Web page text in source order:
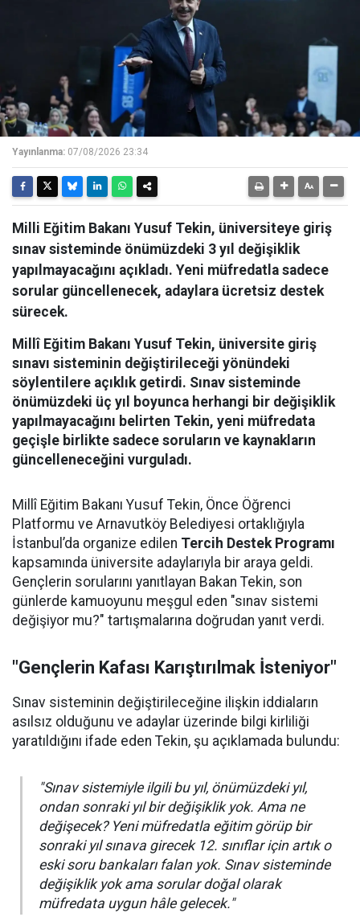
Yayınlanma: 07/08/2026 23:34
Milli Eğitim Bakanı Yusuf Tekin, üniversiteye giriş
sınav sisteminde önümüzdeki 3 yıl değişiklik
yapılmayacağını açıkladı. Yeni müfredatla sadece
sorular güncellenecek, adaylara ücretsiz destek
sürecek.
Millî Eğitim Bakanı Yusuf Tekin, üniversite giriş
sınavı sisteminin değiştirileceği yönündeki
söylentilere açıklık getirdi. Sınav sisteminde
önümüzdeki üç yıl boyunca herhangi bir değişiklik
yapılmayacağını belirten Tekin, yeni müfredata
geçişle birlikte sadece soruların ve kaynakların
güncelleneceğini vurguladı.
Millî Eğitim Bakanı Yusuf Tekin, Önce Öğrenci
Platformu ve Arnavutköy Belediyesi ortaklığıyla
İstanbul’da organize edilen Tercih Destek Programı
kapsamında üniversite adaylarıyla bir araya geldi.
Gençlerin sorularını yanıtlayan Bakan Tekin, son
günlerde kamuoyunu meşgul eden "sınav sistemi
değişiyor mu?" tartışmalarına doğrudan yanıt verdi.
"Gençlerin Kafası Karıştırılmak İsteniyor"
Sınav sisteminin değiştirileceğine ilişkin iddiaların
asılsız olduğunu ve adaylar üzerinde bilgi kirliliği
yaratıldığını ifade eden Tekin, şu açıklamada bulundu:
"Sınav sistemiyle ilgili bu yıl, önümüzdeki yıl,
ondan sonraki yıl bir değişiklik yok. Ama ne
değişecek? Yeni müfredatla eğitim görüp bir
sonraki yıl sınava girecek 12. sınıflar için artık o
eski soru bankaları falan yok. Sınav sisteminde
değişiklik yok ama sorular doğal olarak
müfredata uygun hâle gelecek."